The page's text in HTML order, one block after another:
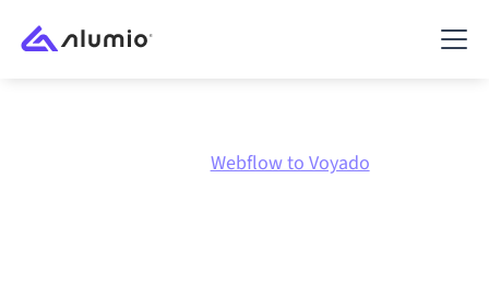
Webflow to Voyado